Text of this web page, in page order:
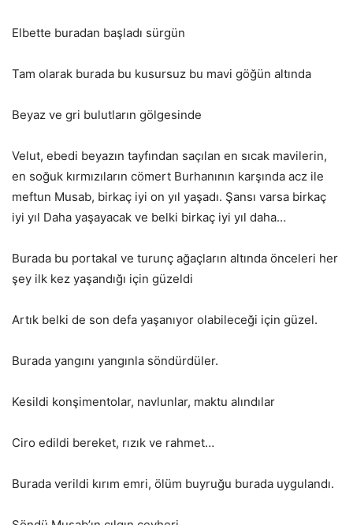
Elbette buradan başladı sürgün
Tam olarak burada bu kusursuz bu mavi göğün altında
Beyaz ve gri bulutların gölgesinde
Velut, ebedi beyazın tayfından saçılan en sıcak mavilerin,
en soğuk kırmızıların cömert Burhanının karşında acz ile
meftun Musab, birkaç iyi on yıl yaşadı. Şansı varsa birkaç
iyi yıl Daha yaşayacak ve belki birkaç iyi yıl daha…
Burada bu portakal ve turunç ağaçların altında önceleri her
şey ilk kez yaşandığı için güzeldi
Artık belki de son defa yaşanıyor olabileceği için güzel.
Burada yangını yangınla söndürdüler.
Kesildi konşimentolar, navlunlar, maktu alındılar
Ciro edildi bereket, rızık ve rahmet…
Burada verildi kırım emri, ölüm buyruğu burada uygulandı.